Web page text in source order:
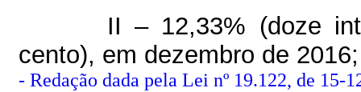
II – 12,33% (doze
cento), em dezembro de 2016;
- Redação dada pela Lei nº 19.122, de 15-